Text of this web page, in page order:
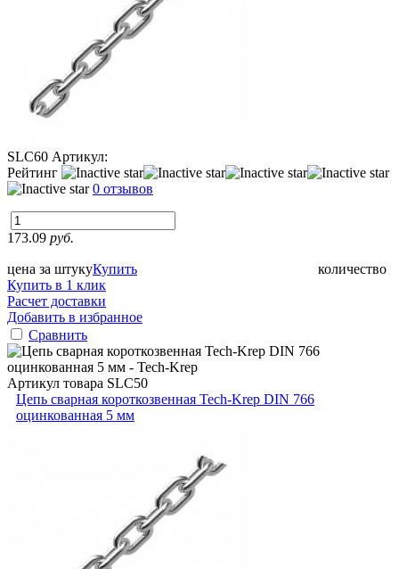
SLC60 Артикул:
Рейтинг
0 отзывов
173.09 руб.
цена за штуку количество
Купить
Купить в 1 клик
Расчет доставки
Добавить в избранное
Сравнить
Артикул товара SLC50
Цепь сварная короткозвенная Tech-Krep DIN 766
оцинкованная 5 мм